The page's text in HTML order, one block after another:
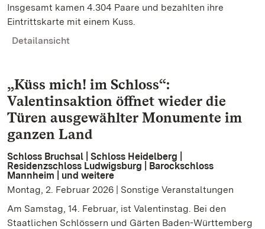
Insgesamt kamen 4.304 Paare und bezahlten ihre
Eintrittskarte mit einem Kuss.
Detailansicht
„Küss mich! im Schloss“:
Valentinsaktion öffnet wieder die
Türen ausgewählter Monumente im
ganzen Land
Schloss Bruchsal | Schloss Heidelberg |
Residenzschloss Ludwigsburg | Barockschloss
Mannheim | und weitere
Montag, 2. Februar 2026 | Sonstige Veranstaltungen
Am Samstag, 14. Februar, ist Valentinstag. Bei den
Staatlichen Schlössern und Gärten Baden-Württemberg